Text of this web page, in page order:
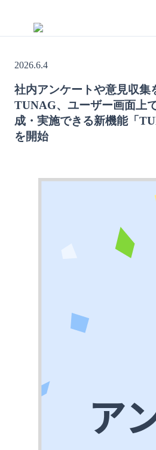
TUNAGの特徴
サポート体制
導入事例
活用方法
2026.6.4
社内アンケートや意見収集
TUNAG、ユーザー画面上
成・実施できる新機能「
を開始